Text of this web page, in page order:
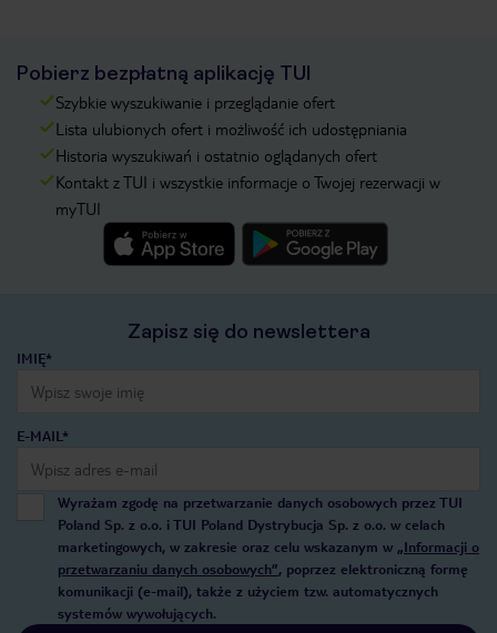
Pobierz bezpłatną aplikację TUI
Szybkie wyszukiwanie i przeglądanie ofert
Lista ulubionych ofert i możliwość ich udostępniania
Historia wyszukiwań i ostatnio oglądanych ofert
Kontakt z TUI i wszystkie informacje o Twojej rezerwacji w
myTUI
Zapisz się do newslettera
IMIĘ*
E-MAIL*
Wyrażam zgodę na przetwarzanie danych osobowych przez TUI
Poland Sp. z o.o. i TUI Poland Dystrybucja Sp. z o.o. w celach
marketingowych, w zakresie oraz celu wskazanym w „Informacji o
przetwarzaniu danych osobowych”, poprzez elektroniczną formę
komunikacji (e-mail), także z użyciem tzw. automatycznych
systemów wywołujących.